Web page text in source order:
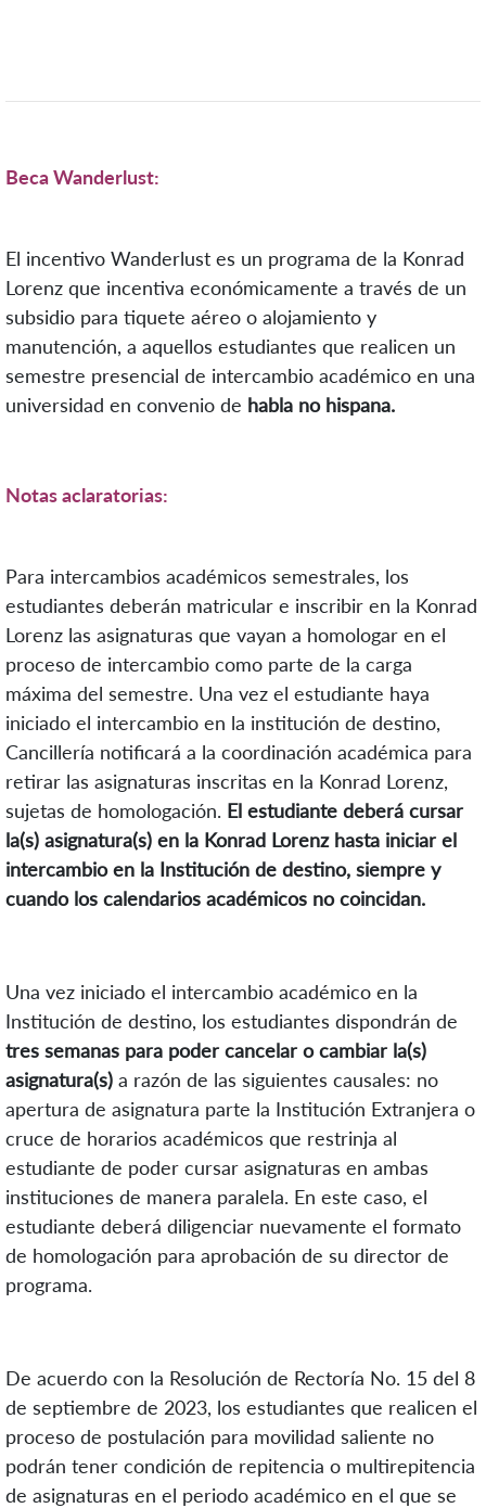
Beca Wanderlust:
El incentivo Wanderlust es un programa de la Konrad
Lorenz que incentiva económicamente a través de un
subsidio para tiquete aéreo o alojamiento y
manutención, a aquellos estudiantes que realicen un
semestre presencial de intercambio académico en una
universidad en convenio de habla no hispana.
Notas aclaratorias:
Para intercambios académicos semestrales, los
estudiantes deberán matricular e inscribir en la Konrad
Lorenz las asignaturas que vayan a homologar en el
proceso de intercambio como parte de la carga
máxima del semestre. Una vez el estudiante haya
iniciado el intercambio en la institución de destino,
Cancillería notificará a la coordinación académica para
retirar las asignaturas inscritas en la Konrad Lorenz,
sujetas de homologación. El estudiante deberá cursar
la(s) asignatura(s) en la Konrad Lorenz hasta iniciar el
intercambio en la Institución de destino, siempre y
cuando los calendarios académicos no coincidan.
Una vez iniciado el intercambio académico en la
Institución de destino, los estudiantes dispondrán de
tres semanas para poder cancelar o cambiar la(s)
asignatura(s) a razón de las siguientes causales: no
apertura de asignatura parte la Institución Extranjera o
cruce de horarios académicos que restrinja al
estudiante de poder cursar asignaturas en ambas
instituciones de manera paralela. En este caso, el
estudiante deberá diligenciar nuevamente el formato
de homologación para aprobación de su director de
programa.
De acuerdo con la Resolución de Rectoría No. 15 del 8
de septiembre de 2023, los estudiantes que realicen el
proceso de postulación para movilidad saliente no
podrán tener condición de repitencia o multirepitencia
de asignaturas en el periodo académico en el que se